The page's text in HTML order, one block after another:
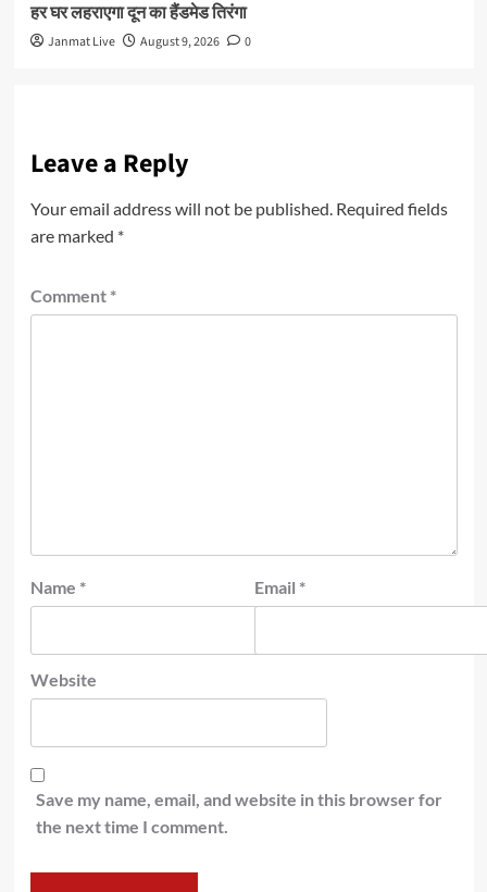
हर घर लहराएगा दून का हैंडमेड तिरंगा
Janmat Live August 9, 2026 0
Leave a Reply
Your email address will not be published. Required fields
are marked *
Comment *
Name * Email *
Website
Save my name, email, and website in this browser for
the next time I comment.